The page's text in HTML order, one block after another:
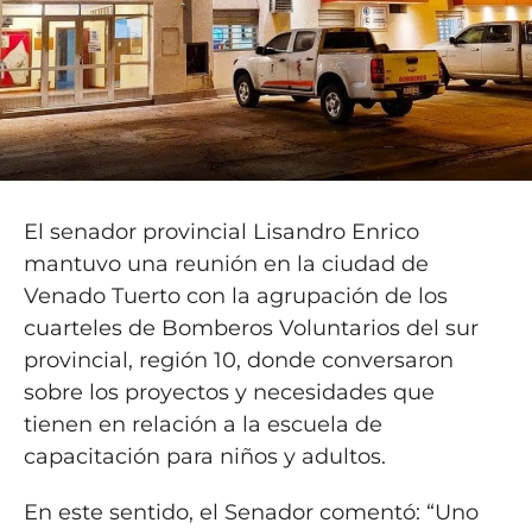
El senador provincial Lisandro Enrico
mantuvo una reunión en la ciudad de
Venado Tuerto con la agrupación de los
cuarteles de Bomberos Voluntarios del sur
provincial, región 10, donde conversaron
sobre los proyectos y necesidades que
tienen en relación a la escuela de
capacitación para niños y adultos.
En este sentido, el Senador comentó: “Uno